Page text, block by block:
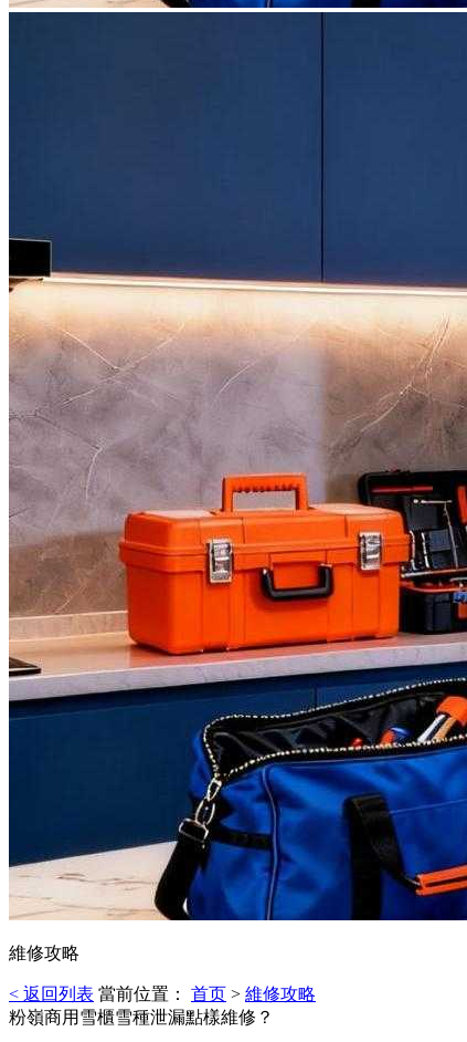
維修攻略
< 返回列表 當前位置： 首页 > 維修攻略
粉嶺商用雪櫃雪種泄漏點樣維修？